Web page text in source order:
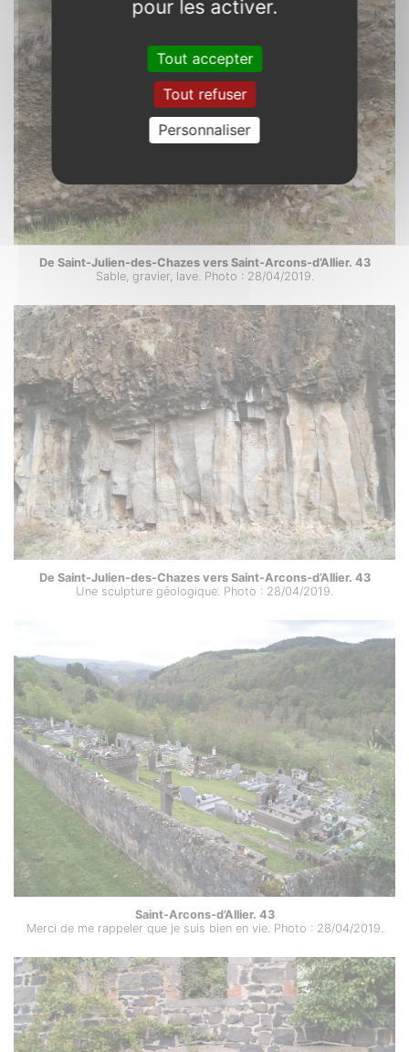
De Saint-Julien-des-Chazes vers Saint-Arcons-d’Allier. 43
Sable, gravier, lave. Photo : 28/04/2019.
De Saint-Julien-des-Chazes vers Saint-Arcons-d’Allier. 43
Une sculpture géologique. Photo : 28/04/2019.
Saint-Arcons-d’Allier. 43
Merci de me rappeler que je suis bien en vie. Photo : 28/04/2019.
pour les activer.
Tout accepter
Tout refuser
Personnaliser